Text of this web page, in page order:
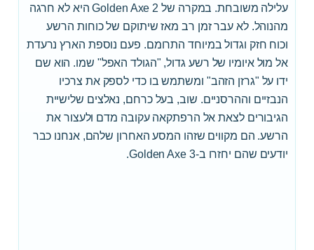
עלילה משובחת. במקרה של Golden Axe 2 היא לא חרגה
מהנוהל. לא עבר זמן רב מאז שיתוקם של כוחות הרשע
וכוח חזק וגדול במיוחד התרומם. פעם נוספת הארץ נרעדת
אל מול איומיו של רשע גדול, "הגולד האפל" שמו. הוא שם
ידו על "גרזן הזהב" ומשתמש בו כדי לספק את צרכיו
הנבזיים וההרסניים. שוב, בעל כרחם, נאלצים שלישיית
הגיבורים לצאת אל הרפתקאה עקובה מדם ולעצור את
הרשע. הם מקווים שזהו המסע האחרון שלהם, אנחנו כבר
יודעים שהם יחזרו ב-Golden Axe 3.